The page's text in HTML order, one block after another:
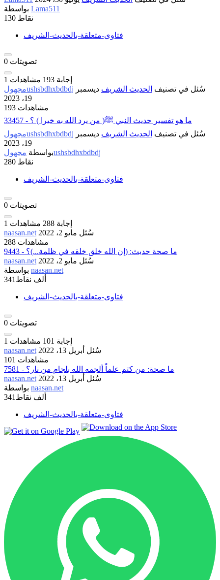
Lama511
130 نقاط
فتاوى-متعلقة-بالحديث-الشريف
0 تصويتات
1 إجابة 193 مشاهدات
مجهولushsbdhxbdbdj
سُئل في تصنيف الحديث الشريف ديسمبر
19، 2023
193 مشاهدات
33457 - ما هو تفسير حديث النبي ﷺ( من يرد الله به خيرا ) ؟
مجهولushsbdhxbdbdj
سُئل في تصنيف الحديث الشريف ديسمبر
19، 2023
بواسطةمجهولushsbdhxbdbdj
280 نقاط
فتاوى-متعلقة-بالحديث-الشريف
0 تصويتات
1 إجابة 288 مشاهدات
naasan.net
سُئل مايو 2، 2022
288 مشاهدات
9443 - ما صحة حديث: (إن الله خلق خلقه في ظلمة...)؟
naasan.net
سُئل مايو 2، 2022
naasan.net
341ألف نقاط
فتاوى-متعلقة-بالحديث-الشريف
0 تصويتات
1 إجابة 101 مشاهدات
naasan.net
سُئل أبريل 13، 2022
101 مشاهدات
7581 - ما صحة: من كتم علماً ألجمه الله بلجام من نار؟
naasan.net
سُئل أبريل 13، 2022
naasan.net
341ألف نقاط
فتاوى-متعلقة-بالحديث-الشريف